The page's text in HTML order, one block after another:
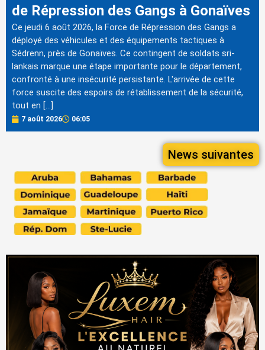
de Répression des Gangs à Gonaïves
Ce jeudi 6 août 2026, la Force de Répression des Gangs a
déployé des véhicules et des équipements tactiques à
Sédrenn, près de Gonaïves. Ce contingent de soldats sri-
lankais marque une étape importante pour le département,
confronté à une insécurité persistante. L'arrivée de cette
force suscite des espoirs de rétablissement de la sécurité,
tout en […]
7 août 2026 06:05
News suivantes